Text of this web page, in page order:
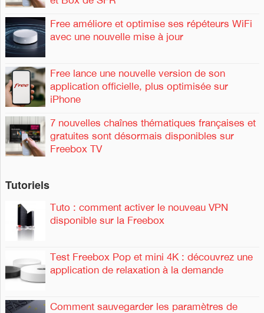
:
Free améliore et optimise ses répéteurs WiFi
avec une nouvelle mise à jour
Free lance une nouvelle version de son
application officielle, plus optimisée sur
iPhone
7 nouvelles chaînes thématiques françaises et
gratuites sont désormais disponibles sur
Freebox TV
Tutoriels
Tuto : comment activer le nouveau VPN
disponible sur la Freebox
Test Freebox Pop et mini 4K : découvrez une
application de relaxation à la demande
Comment sauvegarder les paramètres de